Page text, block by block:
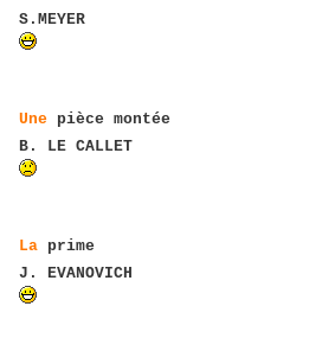
S.MEYER
Une pièce montée
B. LE CALLET
La prime
J. EVANOVICH